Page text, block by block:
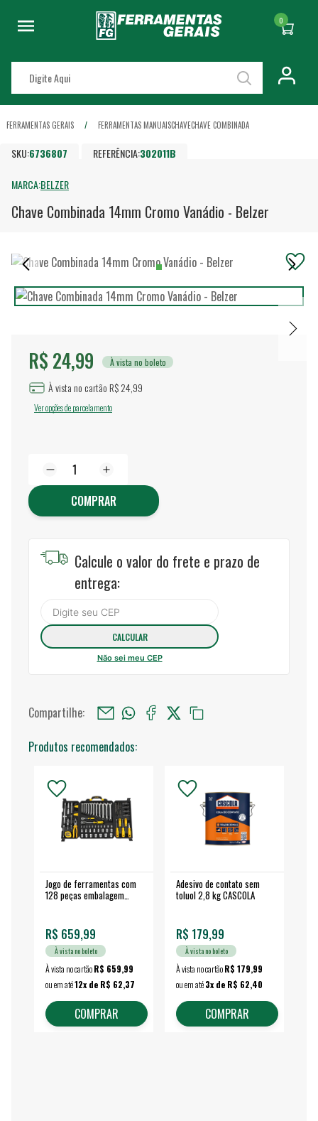
0
FERRAMENTAS GERAIS FERRAMENTAS MANUAISCHAVECHAVE COMBINADA
SKU:6736807 REFERÊNCIA:302011B
MARCA:BELZER
Chave Combinada 14mm Cromo Vanádio - Belzer
R$ 24,99 À vista no boleto
À vista no cartão R$ 24,99
Ver opções de parcelamento
COMPRAR
Calcule o valor do frete e prazo de
entrega:
Não sei meu CEP
Compartilhe:
Produtos recomendados:
Jogo de ferramentas com
128 peças embalagem
R$ 659,99
À vista no boleto
À vista no cartãoR$ 659,99
ou em até12x de R$ 62,37
COMPRAR
Adesivo de contato sem
toluol 2,8 kg CASCOLA
R$ 179,99
À vista no boleto
À vista no cartãoR$ 179,99
ou em até3x de R$ 62,40
COMPRAR